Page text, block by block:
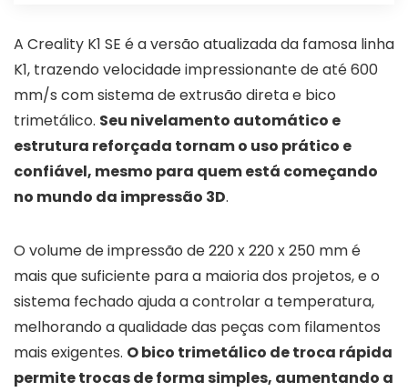
A Creality K1 SE é a versão atualizada da famosa linha
K1, trazendo velocidade impressionante de até 600
mm/s com sistema de extrusão direta e bico
trimetálico. Seu nivelamento automático e
estrutura reforçada tornam o uso prático e
confiável, mesmo para quem está começando
no mundo da impressão 3D.
O volume de impressão de 220 x 220 x 250 mm é
mais que suficiente para a maioria dos projetos, e o
sistema fechado ajuda a controlar a temperatura,
melhorando a qualidade das peças com filamentos
mais exigentes. O bico trimetálico de troca rápida
permite trocas de forma simples, aumentando a